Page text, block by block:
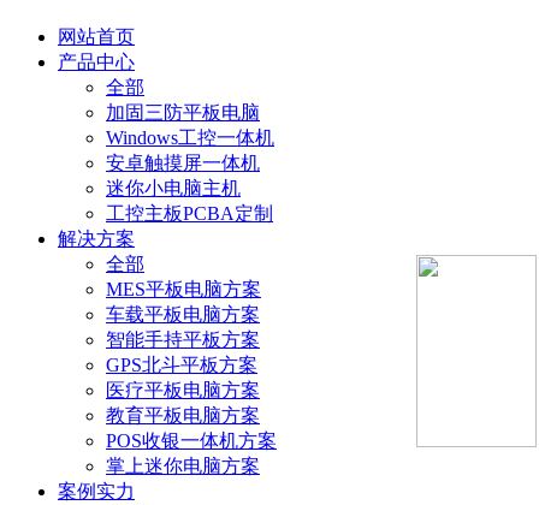
网站首页
产品中心
全部
加固三防平板电脑
Windows工控一体机
安卓触摸屏一体机
迷你小电脑主机
工控主板PCBA定制
解决方案
全部
MES平板电脑方案
车载平板电脑方案
智能手持平板方案
GPS北斗平板方案
医疗平板电脑方案
教育平板电脑方案
POS收银一体机方案
掌上迷你电脑方案
案例实力